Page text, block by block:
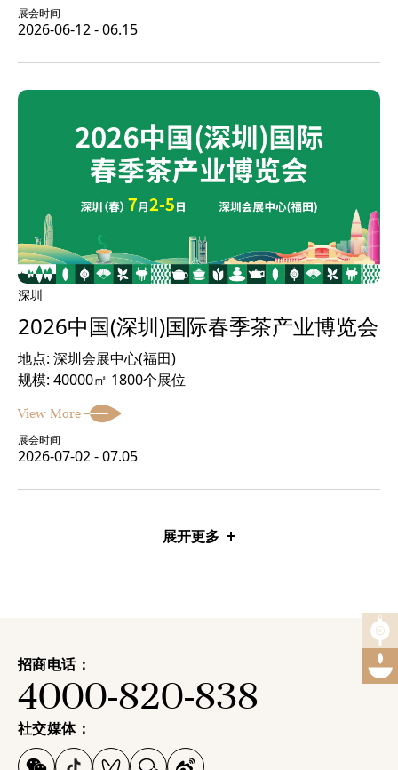
展会时间
2026-06-12 - 06.15
深圳
2026中国(深圳)国际春季茶产业博览会
地点: 深圳会展中心(福田)
规模: 40000㎡ 1800个展位
View More
展会时间
2026-07-02 - 07.05
展开更多
招商电话：
4000-820-838
社交媒体：